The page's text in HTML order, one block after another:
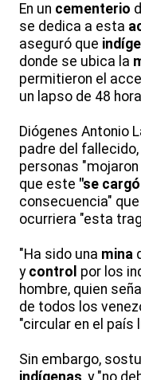
En un cementerio
se dedica a esta
aseguró que
donde se ubica la
permitieron el
un lapso de 48
Diógenes Antonio
padre del fallecido,
personas
que este "se
consecuencia"
ocurriera "esta
"Ha sido una mina
y control por los
hombre, quien
de todos los
"circular en el país
Sin embargo,